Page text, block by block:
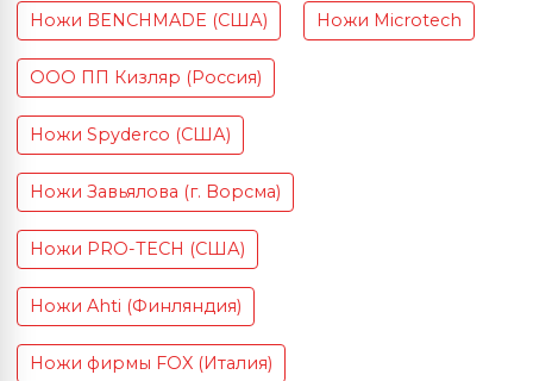
Ножи BENCHMADE (США) Ножи Microtech
ООО ПП Кизляр (Россия)
Ножи Spyderco (США)
Ножи Завьялова (г. Ворсма)
Ножи PRO-TECH (США)
Ножи Ahti (Финляндия)
Ножи фирмы FOX (Италия)